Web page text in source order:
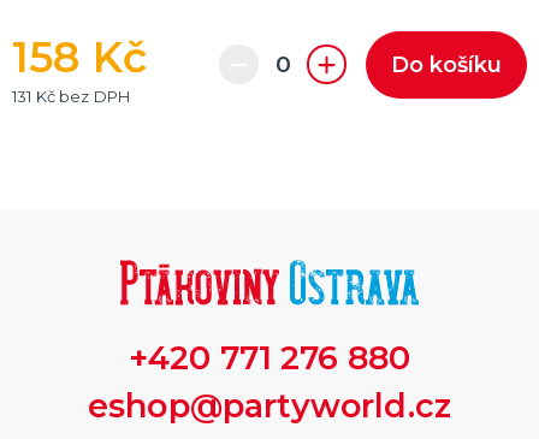
158 Kč
131 Kč bez DPH
Do košíku
+420 771 276 880
eshop@partyworld.cz